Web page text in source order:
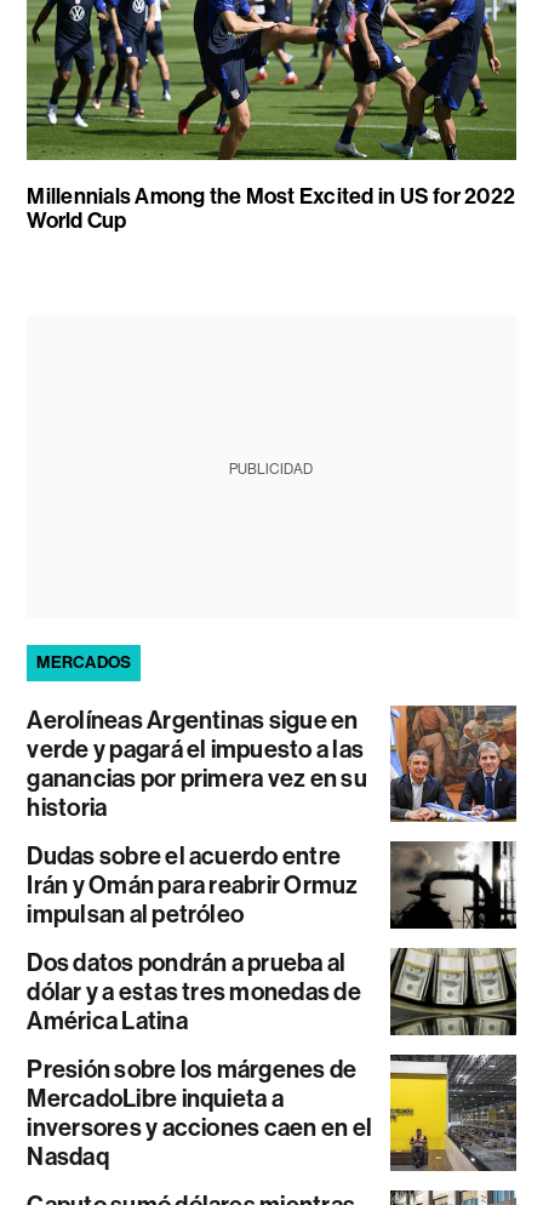
Millennials Among the Most Excited in US for 2022
World Cup
PUBLICIDAD
MERCADOS
Aerolíneas Argentinas sigue en
verde y pagará el impuesto a las
ganancias por primera vez en su
historia
Dudas sobre el acuerdo entre
Irán y Omán para reabrir Ormuz
impulsan al petróleo
Dos datos pondrán a prueba al
dólar y a estas tres monedas de
América Latina
Presión sobre los márgenes de
MercadoLibre inquieta a
inversores y acciones caen en el
Nasdaq